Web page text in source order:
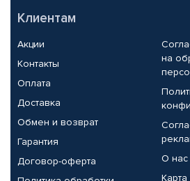
Клиентам
Акции
Контакты
Оплата
Доставка
Обмен и возврат
Гарантия
Договор-оферта
на
О нас
Карта